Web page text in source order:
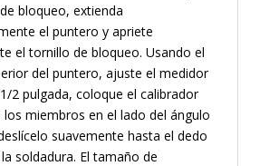
bloqueo, extienda
el puntero y apriete
el tornillo de bloqueo. Usando el
del puntero, ajuste el medidor
2 pulgada, coloque el calibrador
los miembros en el lado del ángulo
suavemente hasta el dedo
soldadura. El tamaño de